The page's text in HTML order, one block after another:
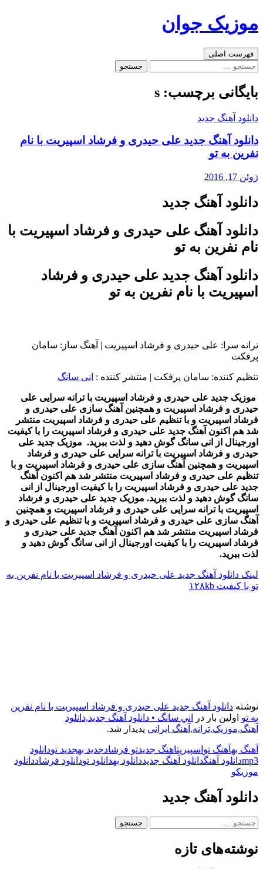
به
موزیک جوان
جست‌وجو
فهرست اصلی
جستجو
بایگانی برچسب: s
دانلود آهنگ جدید
دانلود آهنگ جدید علی حیدری و فرشاد اسپیریت با نام
نفرین به تو
ژوئن 17, 2016
دانلود آهنگ جدید
دانلود آهنگ علی حیدری و فرشاد اسپیریت با
نام نفرین به تو
دانلود آهنگ جدید علی حیدری و فرشاد
اسپیریت با نام نفرین به تو
ترانه سرا: علی حیدری و فرشاد اسپیریت | آهنگ ساز: سامان
پرفکت
تنظیم کننده: سامان پرفکت | منتشر کننده : انی سانگ
موزیک جدید علی حیدری و فرشاد اسپیریت با ترانه سرایی علی
حیدری و فرشاد اسپیریت و همچنین آهنگ سازی علی حیدری و
فرشاد اسپیریت و با تنظیم علی حیدری و فرشاد اسپیریت منتشر
شد هم اکنون آهنگ جدید علی حیدری و فرشاد اسپیریت را با کیفیت
اورجینال از انی سانگ گوش دهید و لذت ببرید. موزیک جدید علی
حیدری و فرشاد اسپیریت با ترانه سرایی علی حیدری و فرشاد
اسپیریت و همچنین آهنگ سازی علی حیدری و فرشاد اسپیریت و با
تنظیم علی حیدری و فرشاد اسپیریت منتشر شد هم اکنون آهنگ
جدید علی حیدری و فرشاد اسپیریت را با کیفیت اورجینال از انی
سانگ گوش دهید و لذت ببرید. موزیک جدید علی حیدری و فرشاد
اسپیریت با ترانه سرایی علی حیدری و فرشاد اسپیریت و همچنین
آهنگ سازی علی حیدری و فرشاد اسپیریت و با تنظیم علی حیدری و
فرشاد اسپیریت منتشر شد هم اکنون آهنگ جدید علی حیدری و
فرشاد اسپیریت را با کیفیت اورجینال از انی سانگ گوش دهید و
لذت ببرید.
لینک دانلود آهنگ جدید علی حیدری و فرشاد اسپیریت با نام نفرین به
تو با کیفیت ۱۲۸kb
نوشته دانلود آهنگ جدید علی حیدری و فرشاد اسپیریت با نام نفرین
به تو اولین بار در
اني سانگ • دانلود آهنگ جديد,دانلود
آهنگ,موزيک,ترانه,آهنگ ايراني پدیدار شد.
آهنگ بهآهنگ تو اسپیریتاهنگ جدیدتو فرشادجدید بهجدید تودانلود
mp3دانلود آهنگدانلود آهنگ جدیددانلود بهدانلود تودانلود فرشاددانلود
موزیکو
دانلود آهنگ جدید
جستجو
نوشته‌های تازه